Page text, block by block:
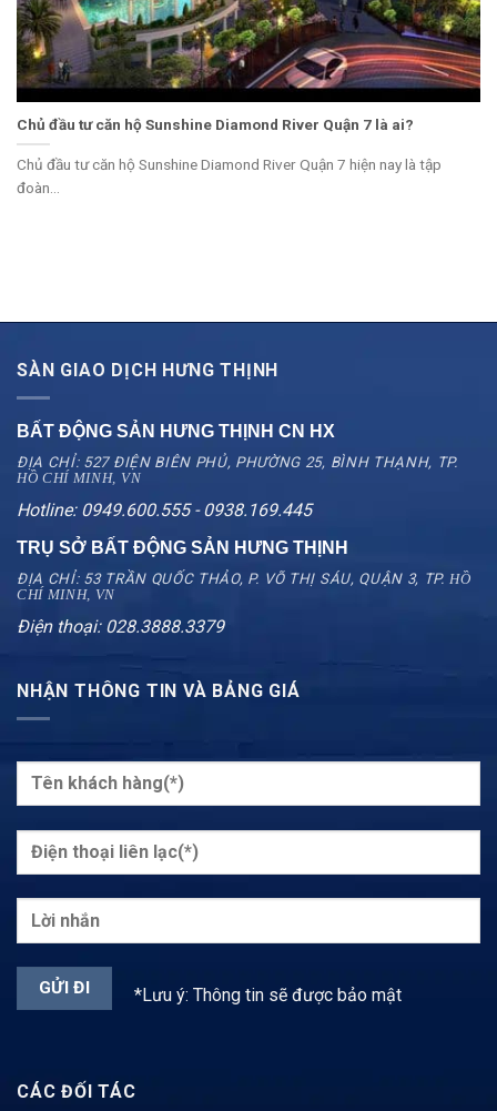
Chủ đầu tư căn hộ Sunshine Diamond River Quận 7 là ai?
Chủ đầu tư căn hộ Sunshine Diamond River Quận 7 hiện nay là tập
đoàn...
SÀN GIAO DỊCH HƯNG THỊNH
BẤT ĐỘNG SẢN HƯNG THỊNH CN HX
ĐỊA CHỈ: 527 ĐIỆN BIÊN PHỦ, PHƯỜNG 25, BÌNH THẠNH, TP.
HỒ CHÍ MINH, VN
Hotline: 0949.600.555 - 0938.169.445
TRỤ SỞ BẤT ĐỘNG SẢN HƯNG THỊNH
ĐỊA CHỈ: 53 TRẦN QUỐC THẢO, P. VÕ THỊ SÁU, QUẬN 3, TP.HỒ
CHÍ MINH, VN
Điện thoại: 028.3888.3379
NHẬN THÔNG TIN VÀ BẢNG GIÁ
*Lưu ý: Thông tin sẽ được bảo mật
CÁC ĐỐI TÁC